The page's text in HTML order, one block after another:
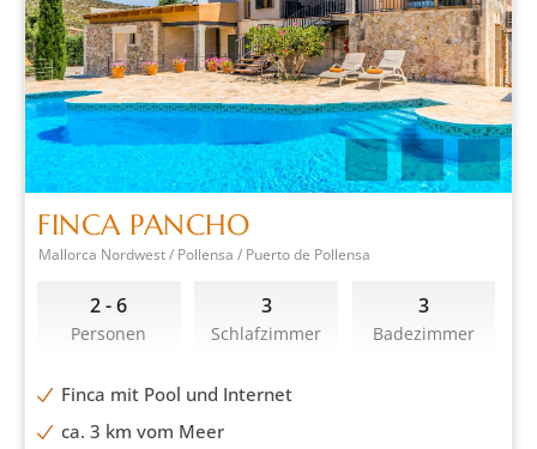
FINCA PANCHO
Mallorca Nordwest / Pollensa / Puerto de Pollensa
2 - 6
Personen
3
Schlafzimmer
3
Badezimmer
Finca mit Pool und Internet
ca. 3 km vom Meer